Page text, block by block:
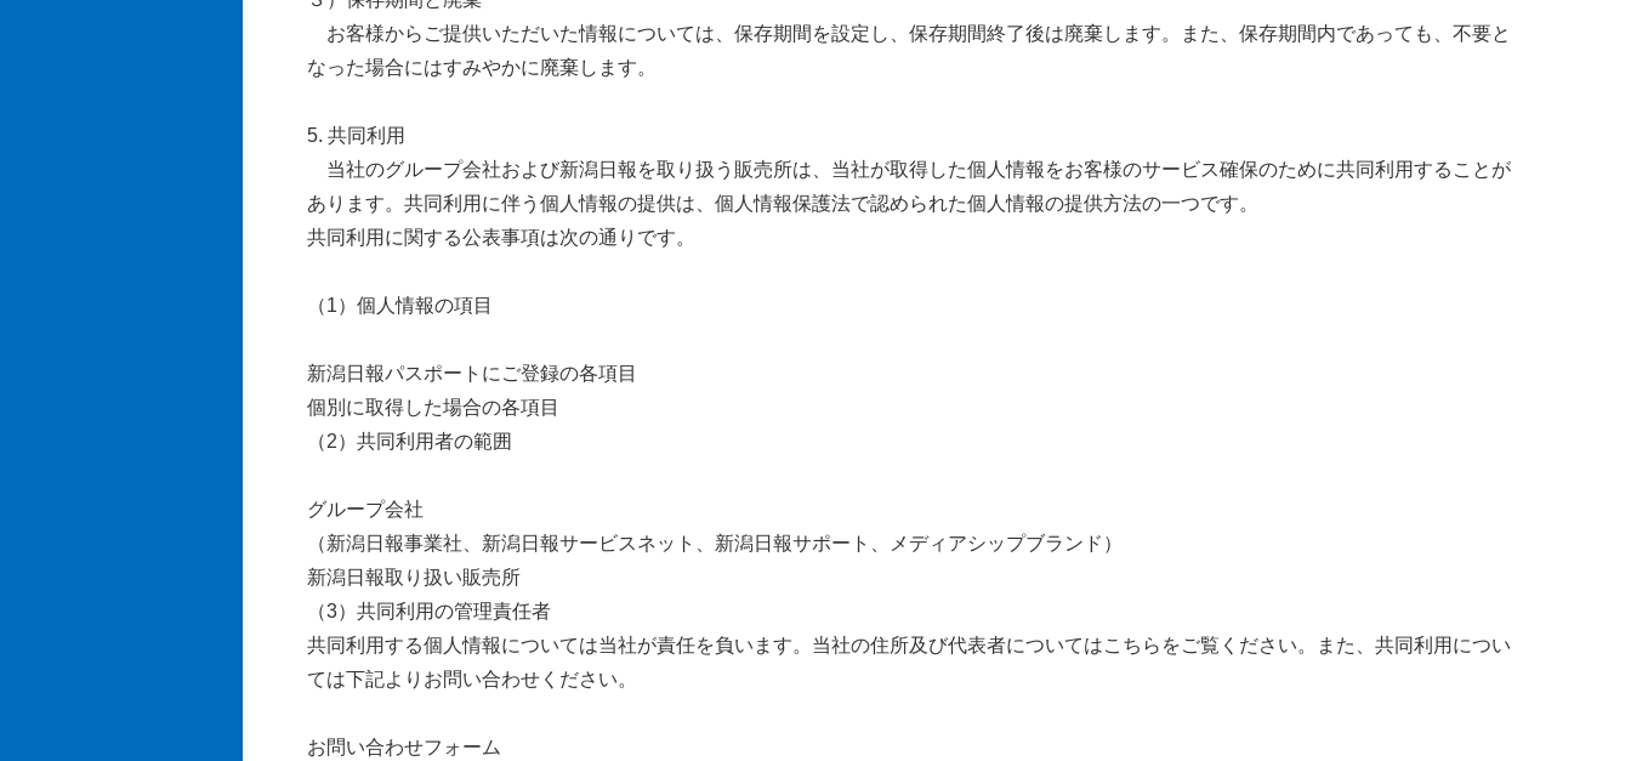
お客様からご提供いただいた情報については、保存期間を設定し、保存期間終了後は廃棄します。また、保存期間内であっても、不要と
なった場合にはすみやかに廃棄します。
5. 共同利用
当社のグループ会社および新潟日報を取り扱う販売所は、当社が取得した個人情報をお客様のサービス確保のために共同利用することが
あります。共同利用に伴う個人情報の提供は、個人情報保護法で認められた個人情報の提供方法の一つです。
共同利用に関する公表事項は次の通りです。
（1）個人情報の項目
新潟日報パスポートにご登録の各項目
個別に取得した場合の各項目
（2）共同利用者の範囲
グループ会社
（新潟日報事業社、新潟日報サービスネット、新潟日報サポート、メディアシップブランド）
新潟日報取り扱い販売所
（3）共同利用の管理責任者
共同利用する個人情報については当社が責任を負います。当社の住所及び代表者についてはこちらをご覧ください。また、共同利用につい
ては下記よりお問い合わせください。
お問い合わせフォーム